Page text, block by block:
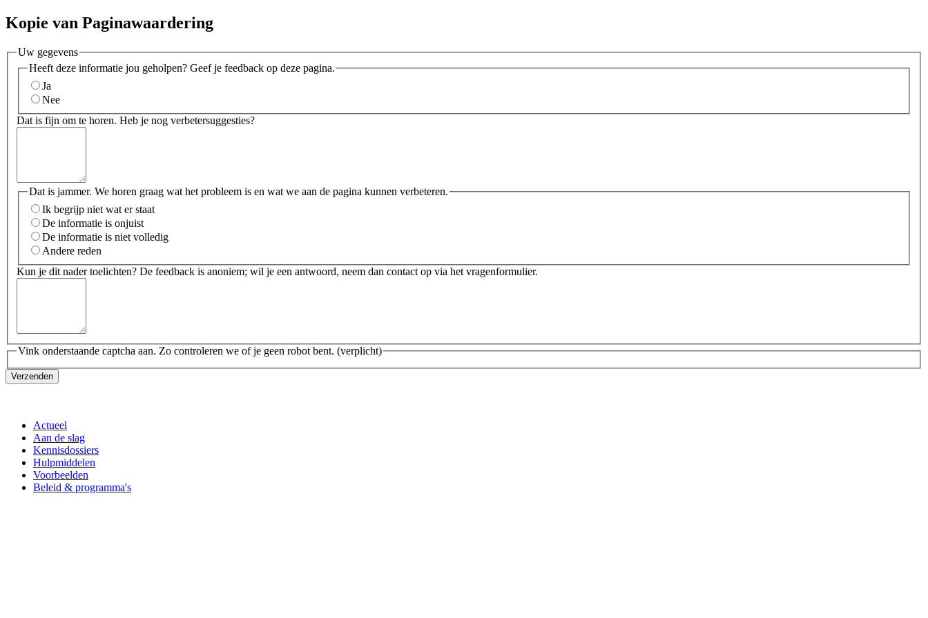
Kopie van Paginawaardering
Uw gegevens
Heeft deze informatie jou geholpen? Geef je feedback op deze pagina.
Ja
Nee
Dat is fijn om te horen. Heb je nog verbetersuggesties?
Dat is jammer. We horen graag wat het probleem is en wat we aan de pagina kunnen verbeteren.
Ik begrijp niet wat er staat
De informatie is onjuist
De informatie is niet volledig
Andere reden
Kun je dit nader toelichten? De feedback is anoniem; wil je een antwoord, neem dan contact op via het vragenformulier.
Vink onderstaande captcha aan. Zo controleren we of je geen robot bent. (verplicht)
Verzenden
Actueel
Aan de slag
Kennisdossiers
Hulpmiddelen
Voorbeelden
Beleid & programma's